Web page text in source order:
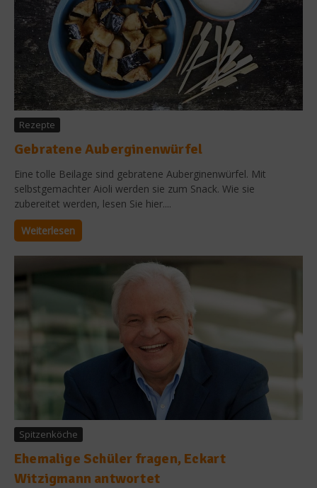
Rezepte
Gebratene Auberginenwürfel
Eine tolle Beilage sind gebratene Auberginenwürfel. Mit
selbstgemachter Aioli werden sie zum Snack. Wie sie
zubereitet werden, lesen Sie hier....
Weiterlesen
Spitzenköche
Ehemalige Schüler fragen, Eckart
Witzigmann antwortet